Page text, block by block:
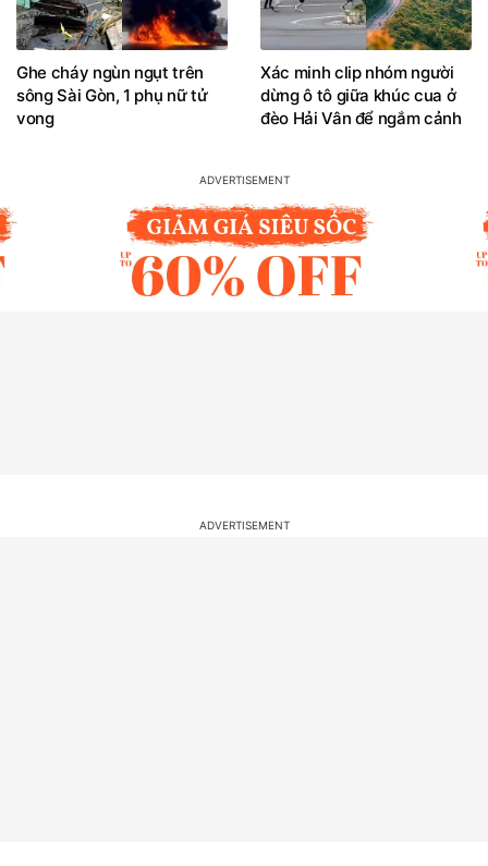
Ghe cháy ngùn ngụt trên
sông Sài Gòn, 1 phụ nữ tử
vong
Xác minh clip nhóm người
dừng ô tô giữa khúc cua ở
đèo Hải Vân để ngắm cảnh